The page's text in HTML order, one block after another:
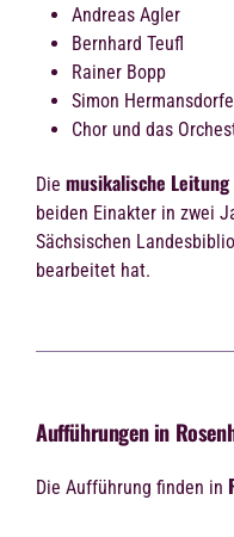
Andreas Agler
Bernhard Teufl
Rainer Bopp
Simon
Chor und das
Die musikalische Leitung
beiden Einakter in zwei
Sächsischen
bearbeitet hat.
Aufführungen in
Die Aufführung finden in